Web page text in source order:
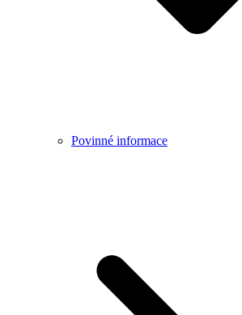
Povinné informace